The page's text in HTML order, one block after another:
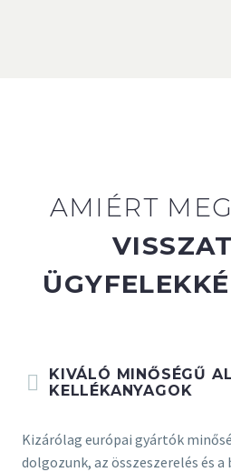
AMIÉRT
KIVÁLÓ MINŐSÉGŰ
KELLÉKANYAGOK
Kizárólag európai gyártók
dolgozunk, az összeszerelés és